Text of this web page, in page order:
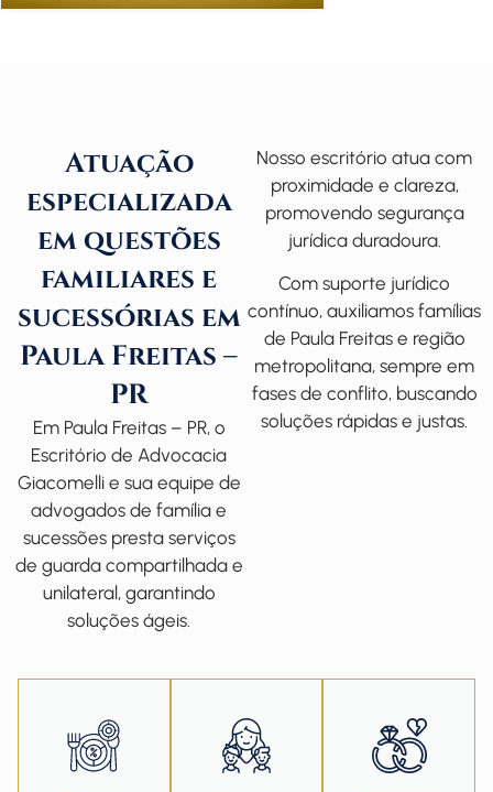
Atuação
especializada
em questões
familiares e
sucessórias em
Paula Freitas –
PR
Em Paula Freitas – PR, o
Escritório de Advocacia
Giacomellie sua equipe de
advogados de família e
sucessões presta serviços
de guarda compartilhada e
unilateral, garantindo
soluções ágeis.
Nosso escritório atua com
proximidade e clareza,
promovendo segurança
jurídica duradoura.
Com suporte jurídico
contínuo, auxiliamos famílias
de Paula Freitas e região
metropolitana, sempre em
fases de conflito, buscando
soluções rápidas e justas.